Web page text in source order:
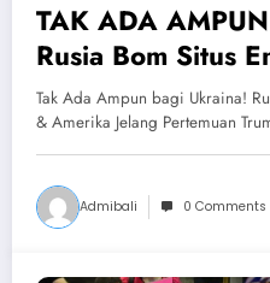
TAK ADA
Rusia Bom Situs
Amerika Jelang
Putin
Tak Ada Ampun bagi Ukraina!
& Amerika Jelang Pertemuan
Admibali 0 Comments